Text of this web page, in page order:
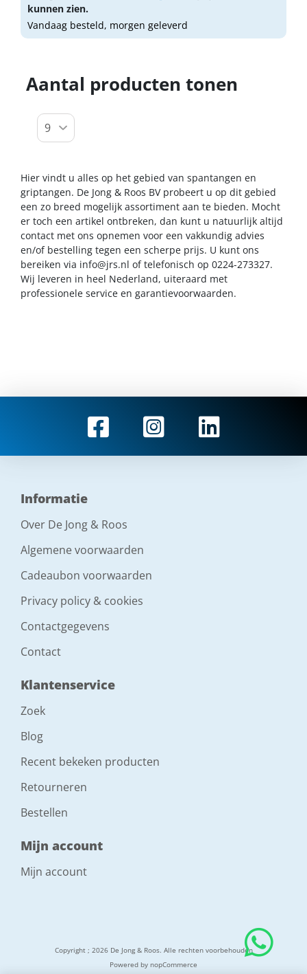
kunnen zien.
Vandaag besteld, morgen geleverd
Aantal producten tonen
Hier vindt u alles op het gebied van spantangen en
griptangen. De Jong & Roos BV probeert u op dit gebied
een zo breed mogelijk assortiment aan te bieden. Mocht
er toch een artikel ontbreken, dan kunt u natuurlijk altijd
contact met ons opnemen voor een vakkundig advies
en/of bestelling tegen een scherpe prijs. U kunt ons
bereiken via info@jrs.nl of telefonisch op 0224-273327.
Wij leveren in heel Nederland, uiteraard met
professionele service en garantievoorwaarden.
Informatie
Over De Jong & Roos
Algemene voorwaarden
Cadeaubon voorwaarden
Privacy policy & cookies
Contactgegevens
Contact
Klantenservice
Zoek
Blog
Recent bekeken producten
Retourneren
Bestellen
Mijn account
Mijn account
Copyright ; 2026 De Jong & Roos. Alle rechten voorbehouden
Powered by nopCommerce